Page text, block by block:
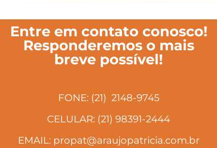
Entre em contato conosco!
Responderemos o mais
breve possível!
FONE: (21) 2148-9745
CELULAR: (21) 98391-2444
EMAIL: propat@araujopatricia.com.br